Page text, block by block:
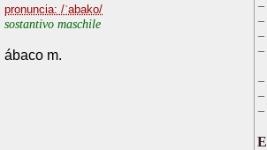
pronuncia: /ˈabako/
sostantivo maschile
ábaco m.